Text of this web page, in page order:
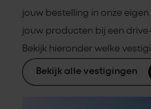
jouw bestelling in onze
jouw producten bij een
Bekijk hieronder welke
Bekijk alle vestigingen